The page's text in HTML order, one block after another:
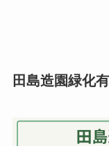
田島造園緑化